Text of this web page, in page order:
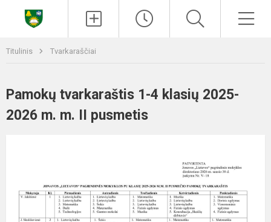
Titulinis Tvarkaraščiai
Pamokų tvarkaraštis 1-4 klasių 2025-
2026 m. m. II pusmetis